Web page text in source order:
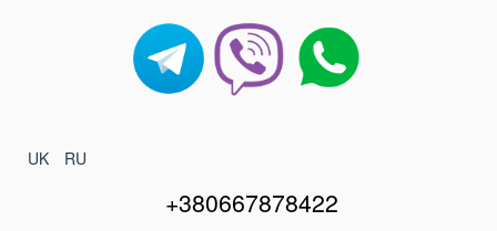
UK RU
+380667878422